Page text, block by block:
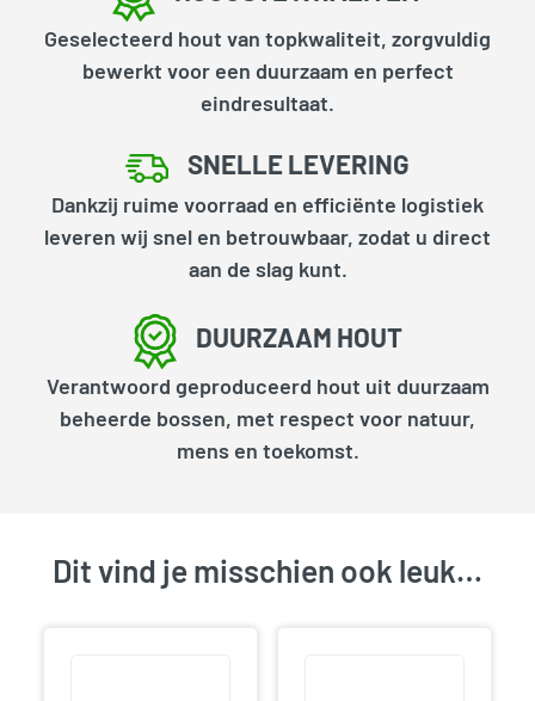
Geselecteerd hout van topkwaliteit, zorgvuldig
bewerkt voor een duurzaam en perfect
eindresultaat.
SNELLE LEVERING
Dankzij ruime voorraad en efficiënte logistiek
leveren wij snel en betrouwbaar, zodat u direct
aan de slag kunt.
DUURZAAM HOUT
Verantwoord geproduceerd hout uit duurzaam
beheerde bossen, met respect voor natuur,
mens en toekomst.
Dit vind je misschien ook leuk…